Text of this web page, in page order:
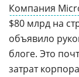
Компания
$80 млрд на
объявило
блоге. Это
затрат